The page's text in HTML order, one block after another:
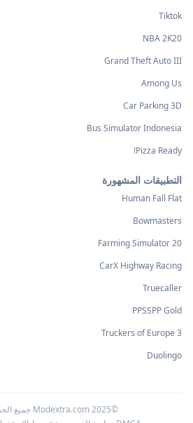
Tiktok
NBA 2K20
Grand Theft Auto III
Among Us
Car Parking 3D
Bus Simulator Indonesia
Pizza Ready!
التطبيقات المشهورة
Human Fall Flat
Bowmasters
Farming Simulator 20
CarX Highway Racing
Truecaller
PPSSPP Gold
Truckers of Europe 3
Duolingo
©2025 Modextra.com جميع الحقوق محفوظة